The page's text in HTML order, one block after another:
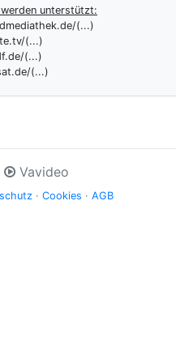
werden unterstützt:
(...)
(...)
(...)
(...)
Vavideo
· Cookies · AGB